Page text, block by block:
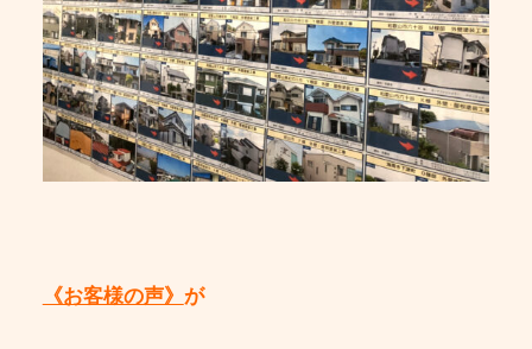
《お客様の声》 が